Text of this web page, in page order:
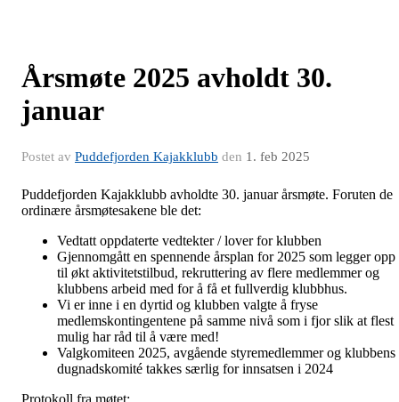
Årsmøte 2025 avholdt 30.
januar
Postet av Puddefjorden Kajakklubb den 1. feb 2025
Puddefjorden Kajakklubb avholdte 30. januar årsmøte. Foruten de
ordinære årsmøtesakene ble det:
Vedtatt oppdaterte vedtekter / lover for klubben
Gjennomgått en spennende årsplan for 2025 som legger opp
til økt aktivitetstilbud, rekruttering av flere medlemmer og
klubbens arbeid med for å få et fullverdig klubbhus.
Vi er inne i en dyrtid og klubben valgte å fryse
medlemskontingentene på samme nivå som i fjor slik at flest
mulig har råd til å være med!
Valgkomiteen 2025, avgående styremedlemmer og klubbens
dugnadskomité takkes særlig for innsatsen i 2024
Protokoll fra møtet: